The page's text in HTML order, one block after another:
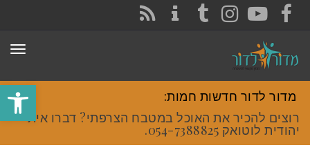
פתח
FACEBOOK
YOUTUBE
INSTAGRAM
TUMBLR
מדור לדור חדשות חמות:
רוצים להכיר את האוכל במטבח הצרפתי? דברו איתי
יהודית לוטואק 054-7388825.